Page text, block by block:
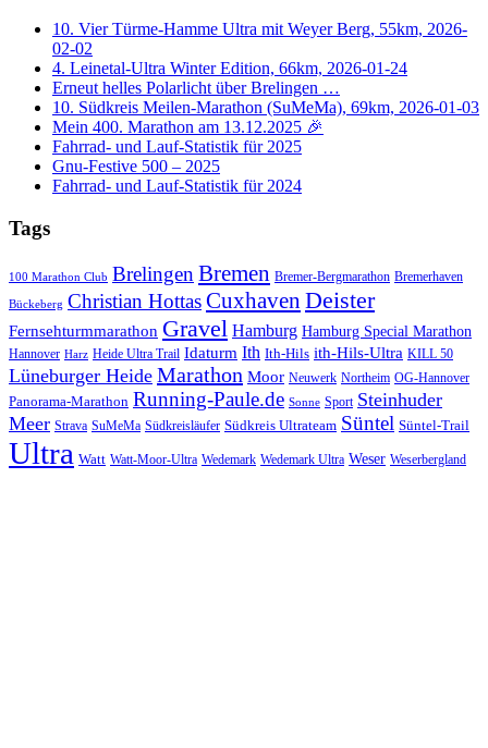
10. Vier Türme-Hamme Ultra mit Weyer Berg, 55km, 2026-
02-02
4. Leinetal-Ultra Winter Edition, 66km, 2026-01-24
Erneut helles Polarlicht über Brelingen …
10. Südkreis Meilen-Marathon (SuMeMa), 69km, 2026-01-03
Mein 400. Marathon am 13.12.2025 🎉
Fahrrad- und Lauf-Statistik für 2025
Gnu-Festive 500 – 2025
Fahrrad- und Lauf-Statistik für 2024
Tags
100 Marathon Club BrelingenBremen Bremer-Bergmarathon Bremerhaven
Bückeberg Christian HottasCuxhaven Deister
Fernsehturmmarathon Gravel Hamburg Hamburg Special Marathon
Hannover Harz Heide Ultra Trail Idaturm Ith Ith-Hils ith-Hils-Ultra KILL 50
Lüneburger Heide Marathon Moor Neuwerk Northeim OG-Hannover
Panorama-Marathon Running-Paule.de Sonne Sport Steinhuder
Meer Strava SuMeMa Südkreisläufer Südkreis Ultrateam Süntel Süntel-Trail
Ultra Watt Watt-Moor-Ultra Wedemark Wedemark Ultra Weser Weserbergland